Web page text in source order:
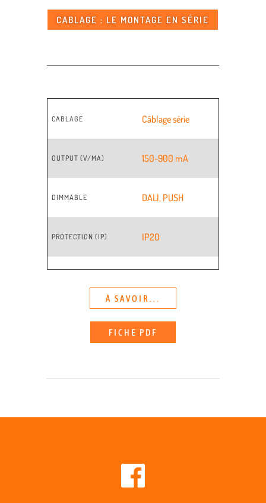
CABLAGE : LE MONTAGE EN SÉRIE
CABLAGE Câblage série
OUTPUT (V/MA) 150~900 mA
DIMMABLE DALI, PUSH
PROTECTION (IP) IP20
À SAVOIR...
FICHE PDF